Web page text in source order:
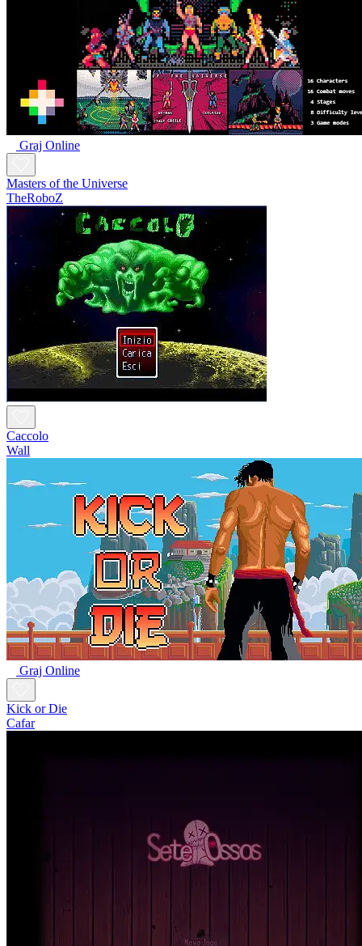
Graj Online
Masters of the Universe
TheRoboZ
Caccolo
Wall
Graj Online
Kick or Die
Cafar